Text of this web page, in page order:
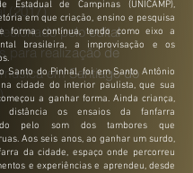
(2017)
pelo edital
para realização de
em Santiago do
Estadual de Campinas (UNICAMP),
em que criação, ensino e pesquisa
forma contínua, tendo como eixo a
brasileira, a improvisação e os
Santo do Pinhal, foi em Santo Antônio
cidade do interior paulista, que sua
a ganhar forma. Ainda criança,
distância os ensaios da fanfarra
pelo som dos tambores que
Aos seis anos, ao ganhar um surdo,
da cidade, espaço onde percorreu
e experiências e aprendeu, desde